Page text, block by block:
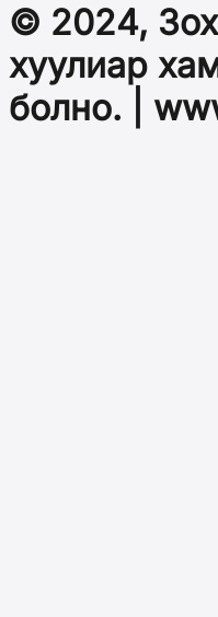
© 2024,
хуулиар
болно. |